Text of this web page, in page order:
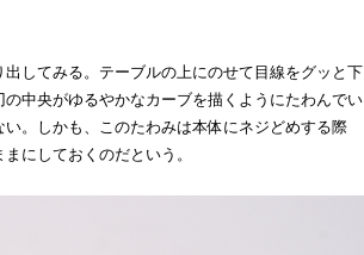
してみる。テーブルの上にのせて目線をグッと下
中央がゆるやかなカーブを描くようにたわんでい
。しかも、このたわみは本体にネジどめする際
にしておくのだという。